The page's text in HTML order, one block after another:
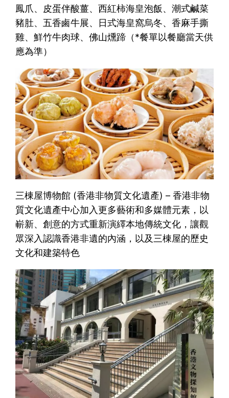
鳳爪、皮蛋伴酸薑、西紅柿海皇泡飯、潮式鹹菜
豬肚、五香鹵牛展、日式海皇窩烏冬、香麻手撕
雞、鮮竹牛肉球、佛山燻蹄（*餐單以餐廳當天供
應為準）
三棟屋博物館 (香港非物質文化遺產) – 香港非物
質文化遺產中心加入更多藝術和多媒體元素，以
嶄新、創意的方式重新演繹本地傳統文化，讓觀
眾深入認識香港非遺的內涵，以及三棟屋的歷史
文化和建築特色